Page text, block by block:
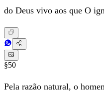
do Deus vivo aos que O
§50
Pela razão natural, o